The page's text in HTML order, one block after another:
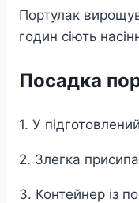
Портулак
годин сіють
Посадка
1. У
2. Злегка
3. Контейнер із